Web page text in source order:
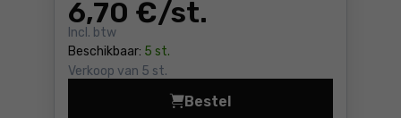
6,70 €/ st.
Incl. btw
Beschikbaar: 5 st.
Verkoop van 5 st.
Bestel
Metaalboor, HSS, staal